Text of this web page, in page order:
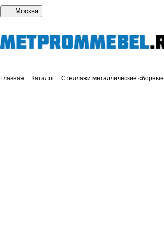
Москва
Главная Каталог Стеллажи металлические сборные